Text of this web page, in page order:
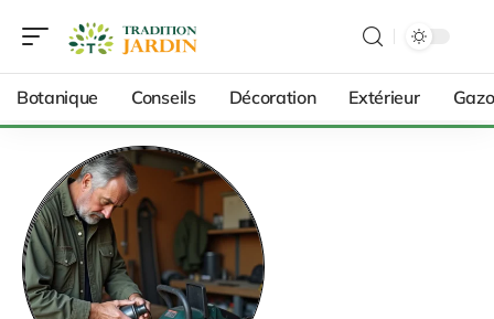
Botanique Conseils Décoration Extérieur